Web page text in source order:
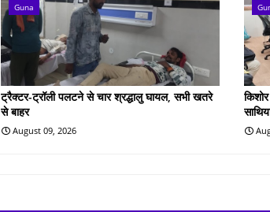
Guna
ट्रैक्टर-ट्रॉली पलटने से चार श्रद्धालु घायल, सभी खतरे
से बाहर
August 09, 2026